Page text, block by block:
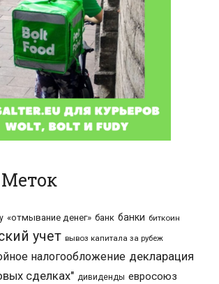
«отмывание денег» банк банки биткоин
учет вывоз капитала за рубеж
налогообложение декларация
сделках" дивиденды евросоюз